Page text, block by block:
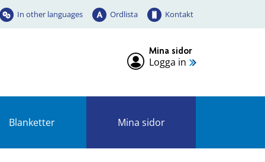
In other languages Ordlista Kontakt
Mina sidor
Logga in
Blanketter Mina sidor